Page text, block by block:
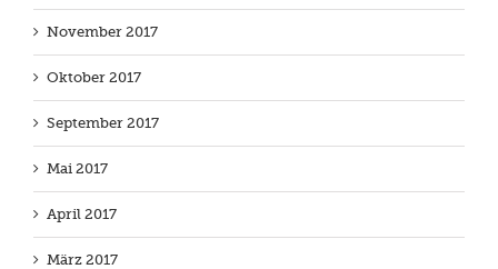
November 2017
Oktober 2017
September 2017
Mai 2017
April 2017
März 2017